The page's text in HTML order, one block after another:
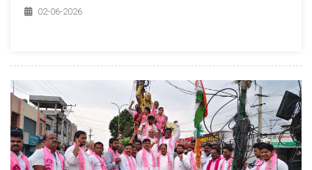
02-06-2026